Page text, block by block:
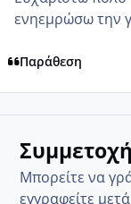
ενηεμρώσω την
Παράθεση
Μπορείτε να
εγγραφείτε